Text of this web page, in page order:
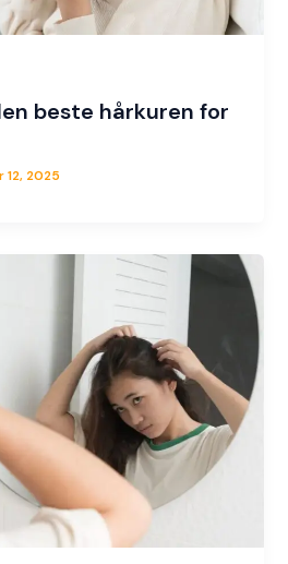
beste hårkuren for
12, 2025